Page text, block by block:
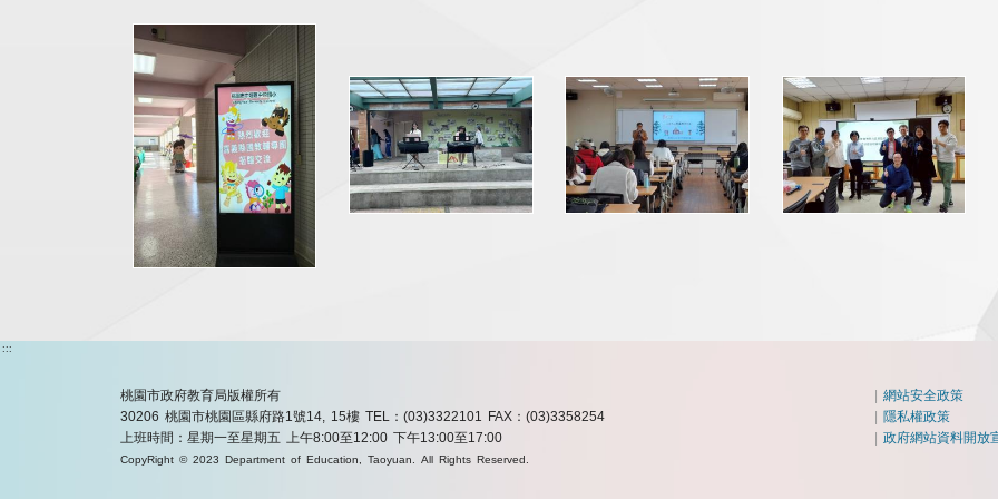
:::
桃園市政府教育局版權所有
30206 桃園市桃園區縣府路1號14, 15樓 TEL：(03)3322101 FAX：(03)3358254
上班時間：星期一至星期五 上午8:00至12:00 下午13:00至17:00
CopyRight © 2023 Department of Education, Taoyuan. All Rights Reserved.
|網站安全政策
隱私權政策
|政府網站資料開放